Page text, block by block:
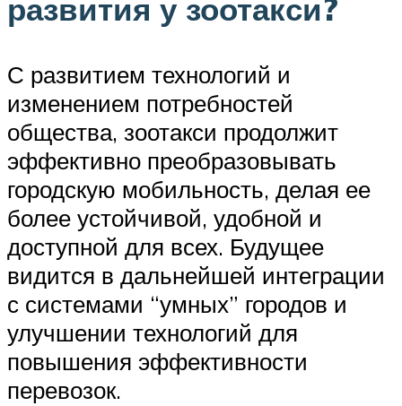
развития у зоотакси?
С развитием технологий и
изменением потребностей
общества, зоотакси продолжит
эффективно преобразовывать
городскую мобильность, делая ее
более устойчивой, удобной и
доступной для всех. Будущее
видится в дальнейшей интеграции
с системами “умных” городов и
улучшении технологий для
повышения эффективности
перевозок.